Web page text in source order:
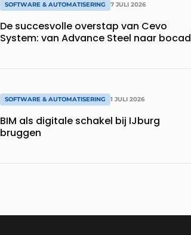
SOFTWARE & AUTOMATISERING 7 JULI 2026
De succesvolle overstap van Cevo
System: van Advance Steel naar bocad
SOFTWARE & AUTOMATISERING 1 JULI 2026
BIM als digitale schakel bij IJburg
bruggen